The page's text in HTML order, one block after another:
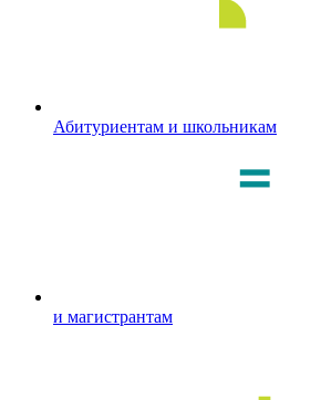
Абитуриентам и школьникам
и магистрантам